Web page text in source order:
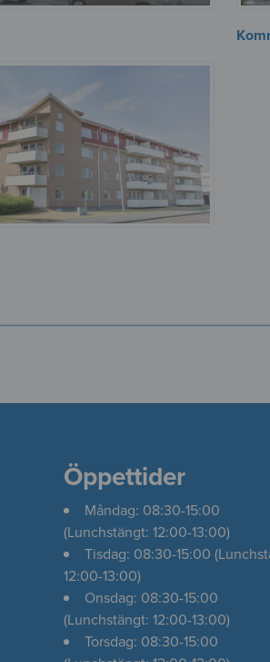
Öppettider
Måndag: 08:30-15:00
(Lunchstängt: 12:00-13:00)
Tisdag: 08:30-15:00
12:00-13:00)
Onsdag: 08:30-15:00
(Lunchstängt: 12:00-13:00)
Torsdag: 08:30-15:00